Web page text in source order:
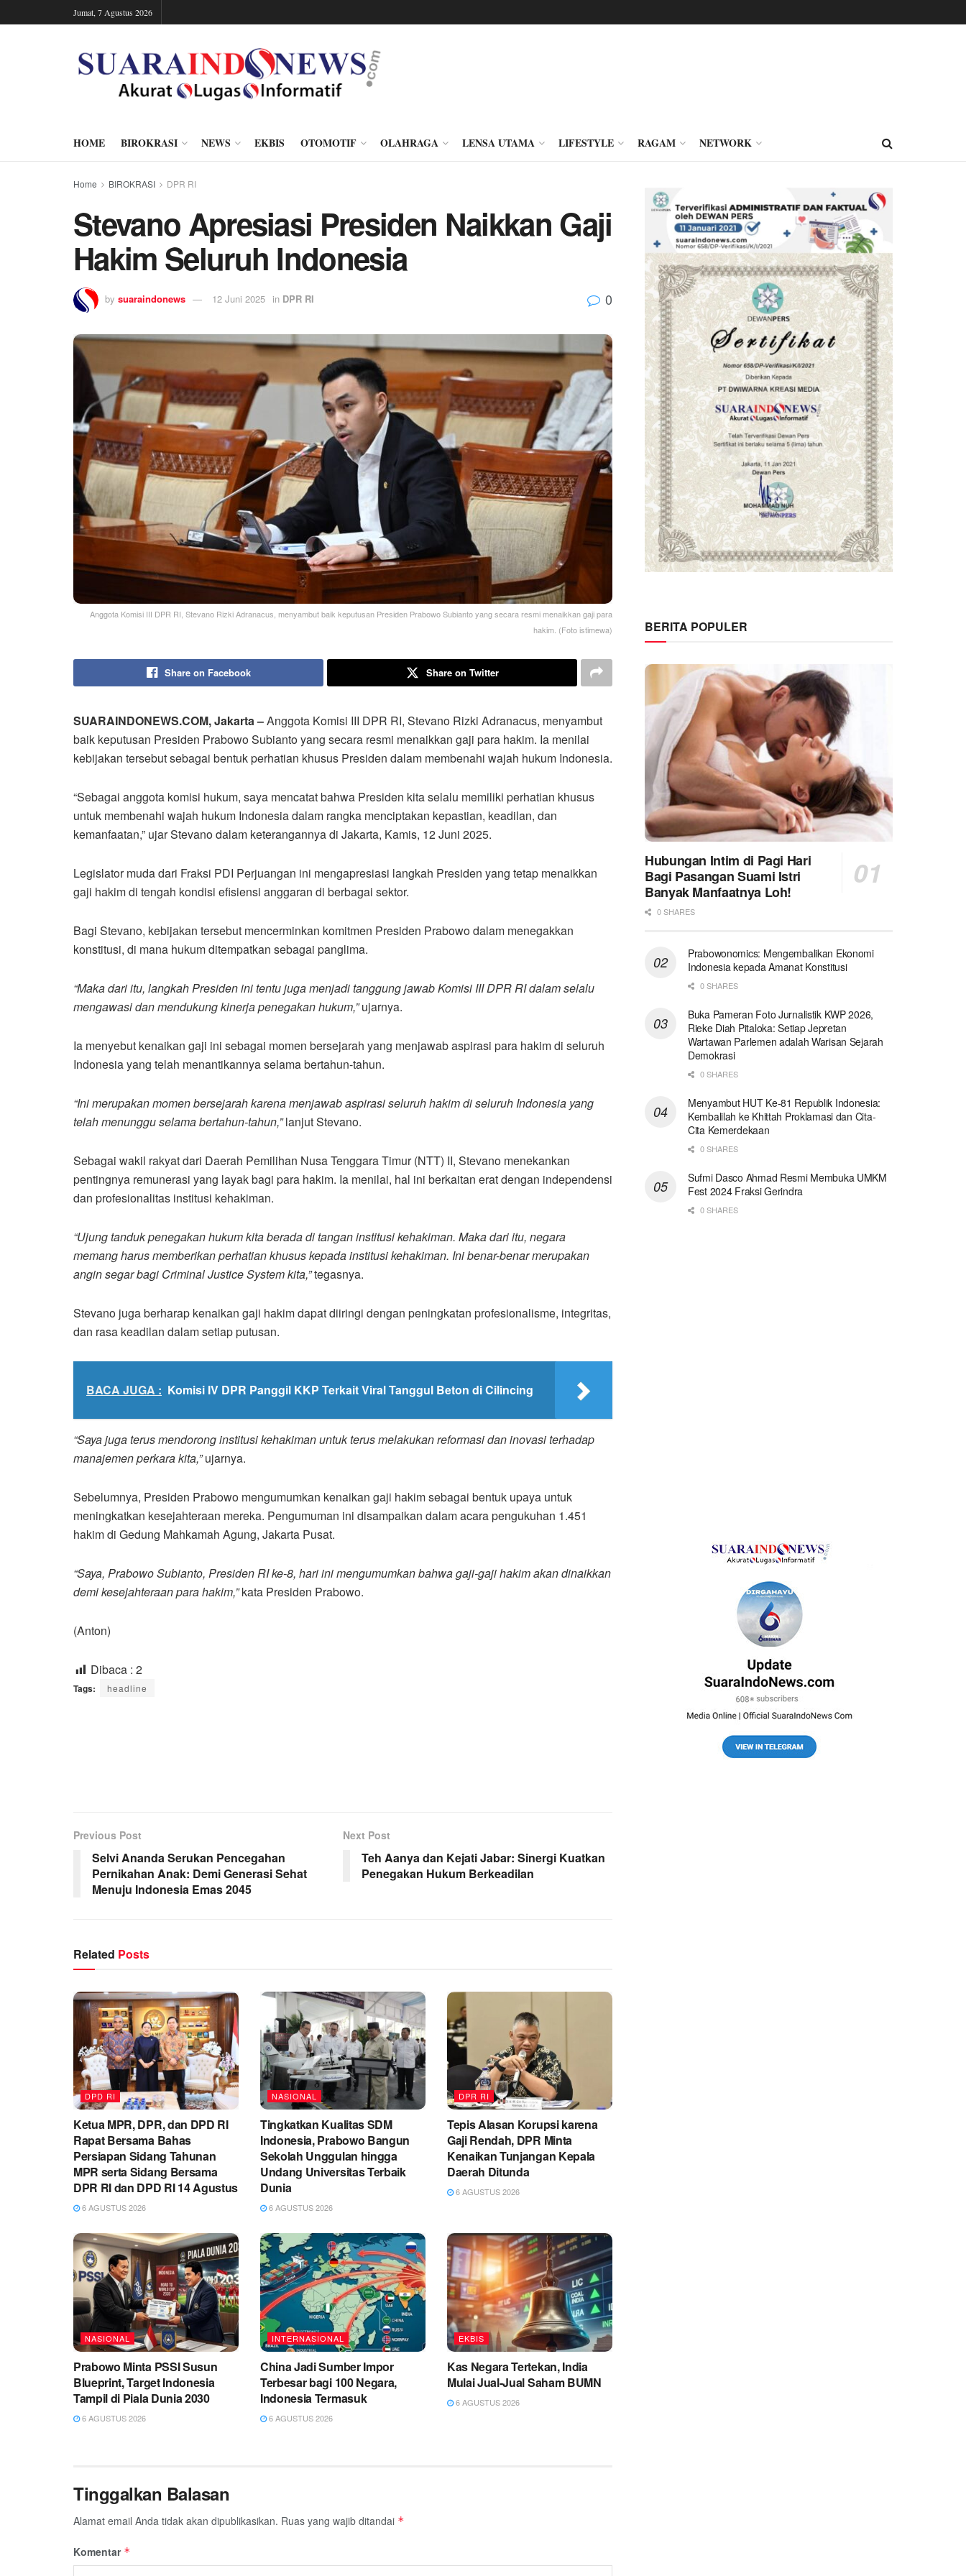
Jumat, 7 Agustus 2026
HOME BIROKRASI NEWS EKBIS OTOMOTIF OLAHRAGA LENSA UTAMA LIFESTYLE RAGAM NETWORK
Home BIROKRASI DPR RI
Stevano Apresiasi Presiden Naikkan Gaji
Hakim Seluruh Indonesia
by suaraindonews 12 Juni 2025 in DPR RI 0
Anggota Komisi III DPR RI, Stevano Rizki Adranacus, menyambut baik keputusan Presiden Prabowo Subianto yang secara resmi menaikkan gaji para
hakim. (Foto istimewa)
Share on Facebook Share on Twitter
SUARAINDONEWS.COM, Jakarta –Anggota Komisi III DPR RI, Stevano Rizki Adranacus, menyambut
baik keputusan Presiden Prabowo Subianto yang secara resmi menaikkan gaji para hakim. Ia menilai
kebijakan tersebut sebagai bentuk perhatian khusus Presiden dalam membenahi wajah hukum Indonesia.
“Sebagai anggota komisi hukum, saya mencatat bahwa Presiden kita selalu memiliki perhatian khusus
untuk membenahi wajah hukum Indonesia dalam rangka menciptakan kepastian, keadilan, dan
kemanfaatan,” ujar Stevano dalam keterangannya di Jakarta, Kamis, 12 Juni 2025.
Legislator muda dari Fraksi PDI Perjuangan ini mengapresiasi langkah Presiden yang tetap menaikkan
gaji hakim di tengah kondisi efisiensi anggaran di berbagai sektor.
Bagi Stevano, kebijakan tersebut mencerminkan komitmen Presiden Prabowo dalam menegakkan
konstitusi, di mana hukum ditempatkan sebagai panglima.
“Maka dari itu, langkah Presiden ini tentu juga menjadi tanggung jawab Komisi III DPR RI dalam selalu
mengawasi dan mendukung kinerja penegakan hukum,”ujarnya.
Ia menyebut kenaikan gaji ini sebagai momen bersejarah yang menjawab aspirasi para hakim di seluruh
Indonesia yang telah menantikannya selama bertahun-tahun.
“Ini merupakan momen bersejarah karena menjawab aspirasi seluruh hakim di seluruh Indonesia yang
telah menunggu selama bertahun-tahun,”lanjut Stevano.
Sebagai wakil rakyat dari Daerah Pemilihan Nusa Tenggara Timur (NTT) II, Stevano menekankan
pentingnya remunerasi yang layak bagi para hakim. Ia menilai, hal ini berkaitan erat dengan independensi
dan profesionalitas institusi kehakiman.
“Ujung tanduk penegakan hukum kita berada di tangan institusi kehakiman. Maka dari itu, negara
memang harus memberikan perhatian khusus kepada institusi kehakiman. Ini benar-benar merupakan
angin segar bagi Criminal Justice System kita,”tegasnya.
Stevano juga berharap kenaikan gaji hakim dapat diiringi dengan peningkatan profesionalisme, integritas,
dan rasa keadilan dalam setiap putusan.
BACA JUGA : Komisi IV DPR Panggil KKP Terkait Viral Tanggul Beton di Cilincing
“Saya juga terus mendorong institusi kehakiman untuk terus melakukan reformasi dan inovasi terhadap
manajemen perkara kita,”ujarnya.
Sebelumnya, Presiden Prabowo mengumumkan kenaikan gaji hakim sebagai bentuk upaya untuk
meningkatkan kesejahteraan mereka. Pengumuman ini disampaikan dalam acara pengukuhan 1.451
hakim di Gedung Mahkamah Agung, Jakarta Pusat.
“Saya, Prabowo Subianto, Presiden RI ke-8, hari ini mengumumkan bahwa gaji-gaji hakim akan dinaikkan
demi kesejahteraan para hakim,”kata Presiden Prabowo.
(Anton)
Dibaca : 2
Tags: headline
Previous Post
Selvi Ananda Serukan Pencegahan
Pernikahan Anak: Demi Generasi Sehat
Menuju Indonesia Emas 2045
Next Post
Teh Aanya dan Kejati Jabar: Sinergi Kuatkan
Penegakan Hukum Berkeadilan
Related Posts
DPD RI
Ketua MPR, DPR, dan DPD RI
Rapat Bersama Bahas
Persiapan Sidang Tahunan
MPR serta Sidang Bersama
DPR RI dan DPD RI 14 Agustus
6 AGUSTUS 2026
NASIONAL
Tingkatkan Kualitas SDM
Indonesia, Prabowo Bangun
Sekolah Unggulan hingga
Undang Universitas Terbaik
Dunia
6 AGUSTUS 2026
DPR RI
Tepis Alasan Korupsi karena
Gaji Rendah, DPR Minta
Kenaikan Tunjangan Kepala
Daerah Ditunda
6 AGUSTUS 2026
NASIONAL
Prabowo Minta PSSI Susun
Blueprint, Target Indonesia
Tampil di Piala Dunia 2030
6 AGUSTUS 2026
INTERNASIONAL
China Jadi Sumber Impor
Terbesar bagi 100 Negara,
Indonesia Termasuk
6 AGUSTUS 2026
EKBIS
Kas Negara Tertekan, India
Mulai Jual-Jual Saham BUMN
6 AGUSTUS 2026
Tinggalkan Balasan
Alamat email Anda tidak akan dipublikasikan. Ruas yang wajib ditandai *
Komentar *
BERITA POPULER
Hubungan Intim di Pagi Hari
Bagi Pasangan Suami Istri
Banyak Manfaatnya Loh!
0 SHARES
Prabowonomics: Mengembalikan Ekonomi
Indonesia kepada Amanat Konstitusi
0 SHARES
Buka Pameran Foto Jurnalistik KWP 2026,
Rieke Diah Pitaloka: Setiap Jepretan
Wartawan Parlemen adalah Warisan Sejarah
Demokrasi
0 SHARES
Menyambut HUT Ke-81 Republik Indonesia:
Kembalilah ke Khittah Proklamasi dan Cita-
Cita Kemerdekaan
0 SHARES
Sufmi Dasco Ahmad Resmi Membuka UMKM
Fest 2024 Fraksi Gerindra
0 SHARES